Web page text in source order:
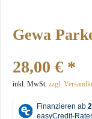
Gewa
28,00 € *
inkl. MwSt. zzgl.